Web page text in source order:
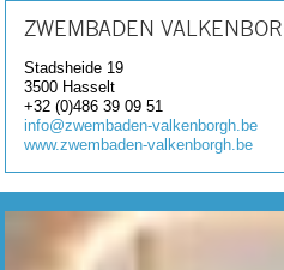
ZWEMBADEN
Stadsheide 19
3500 Hasselt
+32 (0)486 39 09 51
info@zwembaden-valkenborgh.be
www.zwembaden-valkenborgh.be